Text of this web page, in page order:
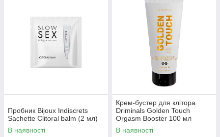
Пробник Bijoux Indiscrets
Sachette Clitoral balm (2 мл)
В наявності
Крем-бустер для клітора
Driminals Golden Touch
Orgasm Booster 100 мл
В наявності